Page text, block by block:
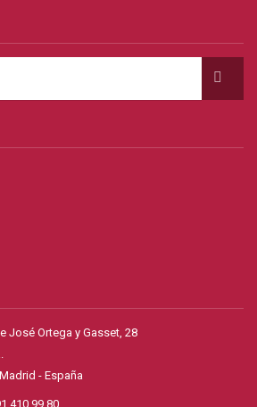
José Ortega y Gasset, 28
- España